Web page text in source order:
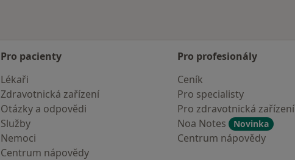
Pro pacienty
Lékaři
Zdravotnická zařízení
Otázky a odpovědi
Služby
Nemoci
Centrum nápovědy
Pro profesionály
Ceník
Pro specialisty
Pro zdravotnická zařízení
Noa Notes
Novinka
Centrum nápovědy